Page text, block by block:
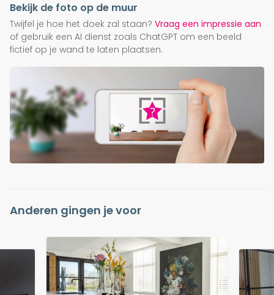
Bekijk de foto op de muur
Twijfel je hoe het doek zal staan? Vraag een impressie aan
of gebruik een AI dienst zoals ChatGPT om een beeld
fictief op je wand te laten plaatsen.
Anderen gingen je voor